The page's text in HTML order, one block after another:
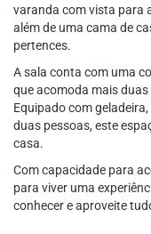
varanda com vista para
além de uma cama de
pertences.
A sala conta com uma
que acomoda mais
Equipado com
duas pessoas, este
casa.
Com capacidade para
para viver uma
conhecer e aproveite